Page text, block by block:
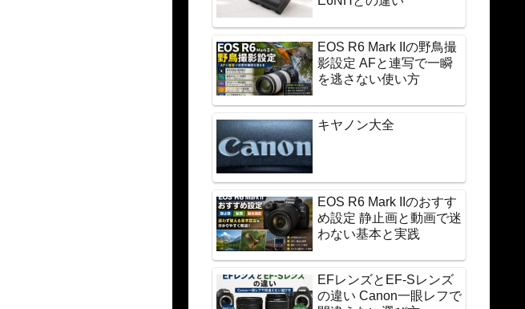
EOS R6 Mark IIの野鳥撮
影設定 AFと連写で一瞬
を逃さない使い方
キヤノン大全
EOS R6 Mark IIのおすす
め設定 静止画と動画で迷
わない基本と実践
EFレンズとEF-Sレンズ
の違い Canon一眼レフで